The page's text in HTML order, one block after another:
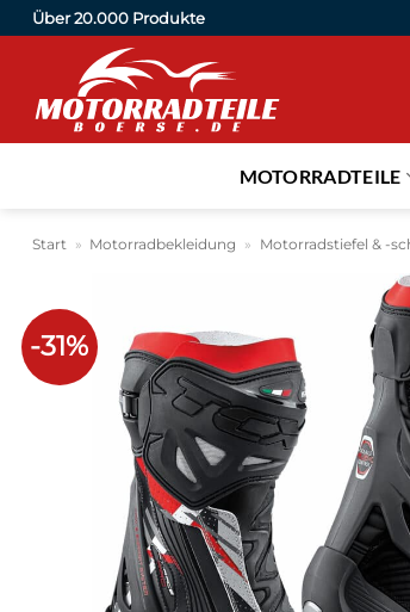
Zum
springen
Über 20.000 Produkte
MOTORRADTEILE
Start » Motorradbekleidung » Motorradstiefel & -
-31%